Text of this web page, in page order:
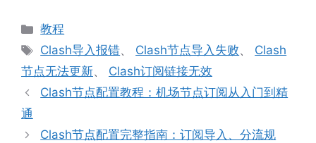
分
类
教程
标
签
Clash导入报错、 Clash节点导入失败、 Clash
节点无法更新、 Clash订阅链接无效
Clash节点配置教程：机场节点订阅从入门到精
通
Clash节点配置完整指南：订阅导入、分流规